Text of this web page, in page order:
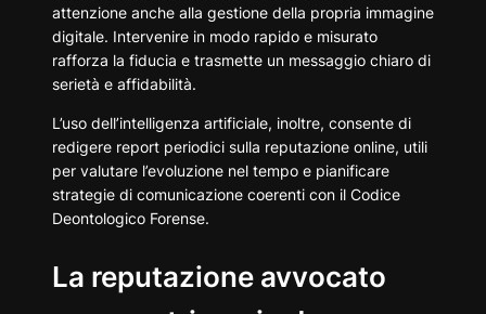
attenzione anche alla gestione della propria immagine
digitale. Intervenire in modo rapido e misurato
rafforza la fiducia e trasmette un messaggio chiaro di
serietà e affidabilità.
L’uso dell’intelligenza artificiale, inoltre, consente di
redigere report periodici sulla reputazione online, utili
per valutare l’evoluzione nel tempo e pianificare
strategie di comunicazione coerenti con il Codice
Deontologico Forense.
La reputazione avvocato